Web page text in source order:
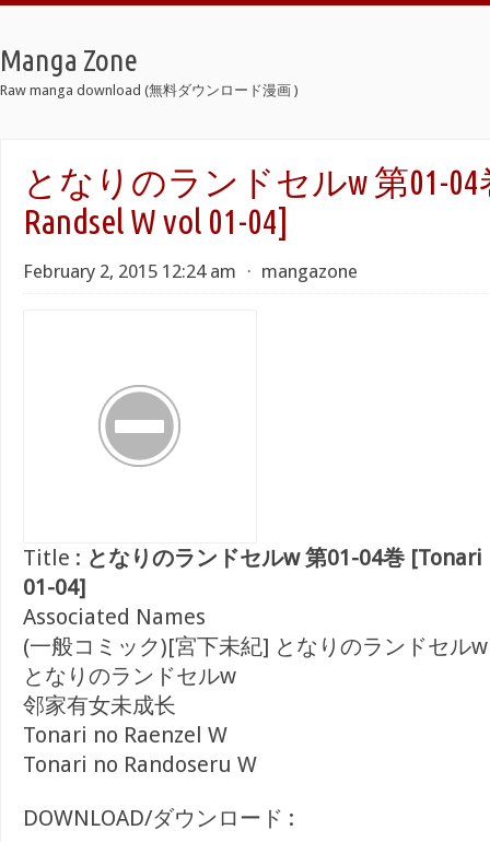
Manga Zone
Raw manga download (無料ダウンロード漫画 )
となりのランドセルw 第01-04
Randsel W vol 01-04]
February 2, 2015 12:24 am ⋅ mangazone
Title : となりのランドセルw 第01-04巻 [Tonari
01-04]
Associated Names
(一般コミック)[宮下未紀] となりのランドセルw
となりのランドセルw
邻家有女未成长
Tonari no Raenzel W
Tonari no Randoseru W
DOWNLOAD/ダウンロード :